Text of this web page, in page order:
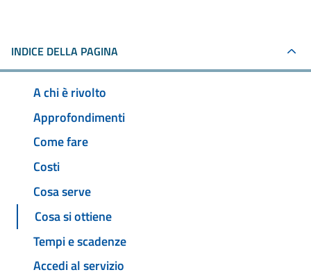
INDICE DELLA PAGINA
A chi è rivolto
Approfondimenti
Come fare
Costi
Cosa serve
Cosa si ottiene
Tempi e scadenze
Accedi al servizio